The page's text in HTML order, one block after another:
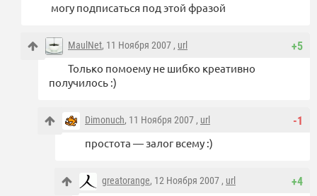
могу подписаться под этой фразой
+5
MaulNet, 11 Ноября 2007 , url
Только помоему не шибко креативно
получилось :)
-1
Dimonuch, 11 Ноября 2007 , url
простота — залог всему :)
+4
greatorange, 12 Ноября 2007 , url